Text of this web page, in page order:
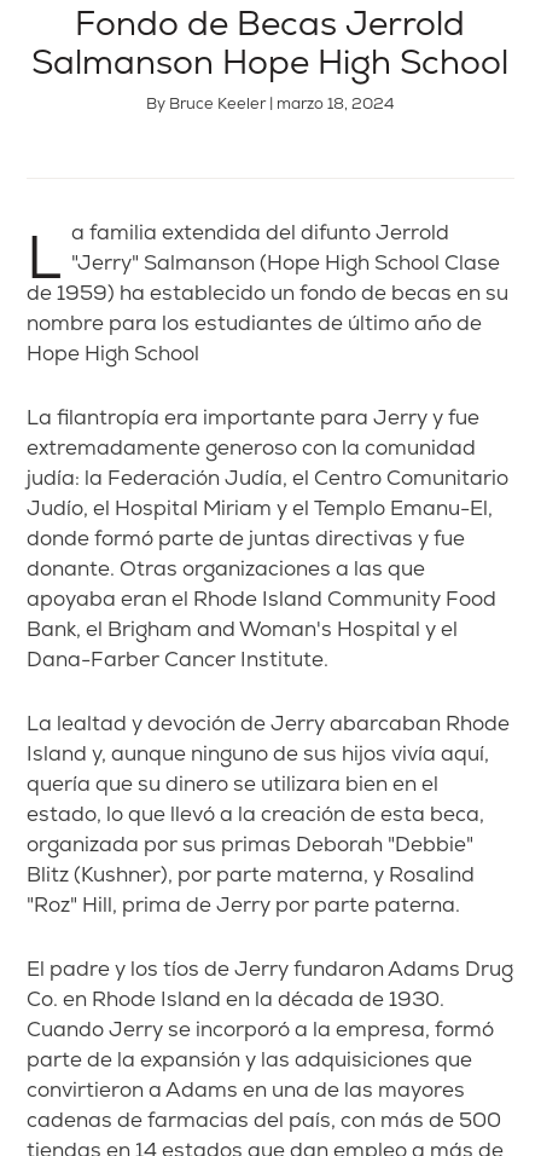
Fondo de Becas Jerrold
Salmanson Hope High School
By Bruce Keeler | marzo 18, 2024
La familia extendida del difunto Jerrold "Jerry" Salmanson(Hope High School Clase
de 1959) ha establecido un fondo de becas en su
nombre para los estudiantes de último año de
Hope High School
La filantropía era importante paraJerryy fue
extremadamente generoso con la comunidad
judía: la Federación Judía, el Centro Comunitario
Judío, el Hospital Miriam y el Templo Emanu-El,
donde formó parte de juntas directivas y fue
donante. Otras organizaciones a las que
apoyaba eran el Rhode Island Community Food
Bank, el Brigham and Woman's Hospital y el
Dana-Farber Cancer Institute.
La lealtad y devoción de Jerry abarcaban Rhode
Island y, aunque ninguno de sus hijos vivía aquí,
quería que su dinero se utilizara bien en el
estado, lo que llevó a la creación de esta beca,
organizada por sus primas Deborah "Debbie"
Blitz (Kushner), por parte materna, y Rosalind
"Roz" Hill, prima de Jerry por parte paterna.
El padre y los tíos de Jerry fundaron Adams Drug
Co. en Rhode Island en la década de 1930.
Cuando Jerry se incorporó a la empresa, formó
parte de la expansión y las adquisiciones que
convirtieron a Adams en una de las mayores
cadenas de farmacias del país, con más de 500
tiendas en 14 estados que dan empleo a más de